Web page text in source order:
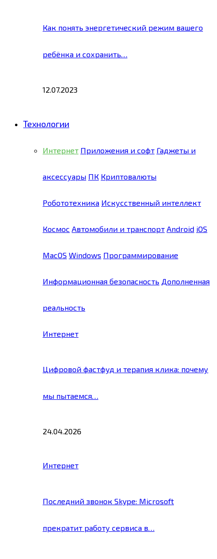
Как понять энергетический режим вашего
ребёнка и сохранить…
12.07.2023
Технологии
Интернет Приложения и софт Гаджеты и
аксессуары ПК Криптовалюты
Робототехника Искусственный интеллект
Космос Автомобили и транспорт Android iOS
MacOS Windows Программирование
Информационная безопасность Дополненная
реальность
Интернет
Цифровой фастфуд и терапия клика: почему
мы пытаемся…
24.04.2026
Интернет
Последний звонок Skype: Microsoft
прекратит работу сервиса в…